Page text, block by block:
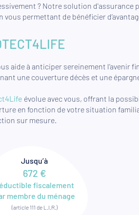
? Notre solution d'assurance
vous permettant de bénéficier
aide à anticiper sereinement l’avenir
une couverture décès et une
évolue avec vous, offrant la
en fonction de votre situation
sur mesure.
Jusqu’à
672 €
fiscalement
membre du ménage
(article 111 de L.I.R.)